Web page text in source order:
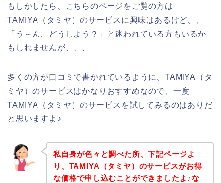
もしかしたら、こちらのページをご覧の方は
TAMIYA（タミヤ）のサービスに興味はあるけど、、
「う～ん、どうしよう？」と迷われている方もいるか
もしれませんが、、、
多くの方が口コミで書かれているように、TAMIYA（タ
ミヤ）のサービスはかなりおすすめなので、一度
TAMIYA（タミヤ）のサービスを試してみるのはありだ
と思いますよ♪
私自身が色々と調べた所、下記ページよ
り、TAMIYA（タミヤ）のサービスがお得
な価格で申し込むことができましたよ♪な